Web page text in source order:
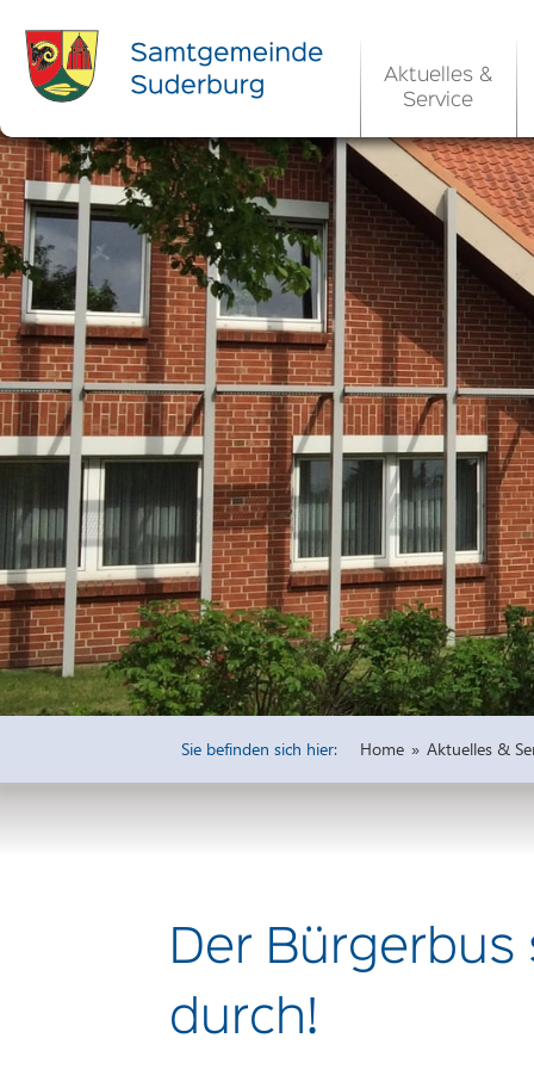
Aktuelles &
Service
Ortsrecht &
Rats- und
Aktuelle
Ortsrecht /
Allgemeine
Kommunale
EU-
Widmungen
Öffentliche
Bauleitpläne
Vorprüfung
Sie befinden sich hier: Home » Aktuelles &
Der
durch!